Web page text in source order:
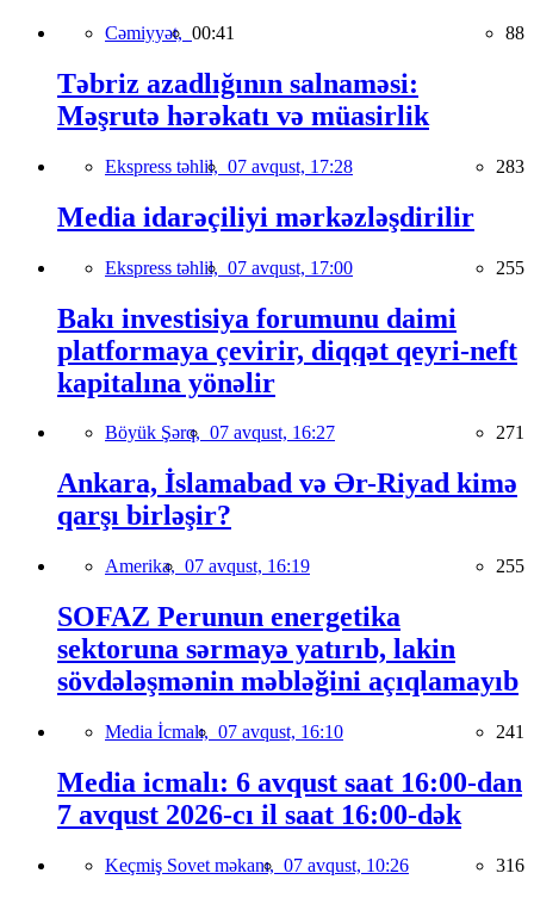
Cəmiyyət, 00:41 88
Təbriz azadlığının salnaməsi:
Məşrutə hərəkatı və müasirlik
Ekspress təhlil, 07 avqust, 17:28 283
Media idarəçiliyi mərkəzləşdirilir
Ekspress təhlil, 07 avqust, 17:00 255
Bakı investisiya forumunu daimi
platformaya çevirir, diqqət qeyri-neft
kapitalına yönəlir
Böyük Şərq, 07 avqust, 16:27 271
Ankara, İslamabad və Ər-Riyad kimə
qarşı birləşir?
Amerika, 07 avqust, 16:19 255
SOFAZ Perunun energetika
sektoruna sərmayə yatırıb, lakin
sövdələşmənin məbləğini açıqlamayıb
Media İcmalı, 07 avqust, 16:10 241
Media icmalı: 6 avqust saat 16:00-dan
7 avqust 2026-cı il saat 16:00-dək
Keçmiş Sovet məkanı, 07 avqust, 10:26 316